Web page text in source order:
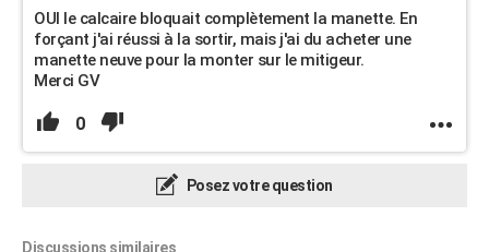
OUI le calcaire bloquait complètement la manette. En
forçant j'ai réussi à la sortir, mais j'ai du acheter une
manette neuve pour la monter sur le mitigeur.
Merci GV
0
Posez votre question
Discussions similaires